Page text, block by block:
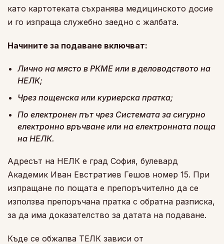
като картотеката съхранява медицинското досие
и го изпраща служебно заедно с жалбата.
Начините за подаване включват:
Лично на място в РКМЕ или в деловодството на
НЕЛК;
Чрез пощенска или куриерска пратка;
По електронен път чрез Системата за сигурно
електронно връчване или на електронната поща
на НЕЛК.
Адресът на НЕЛК е град София, булевард
Академик Иван Евстратиев Гешов номер 15. При
изпращане по пощата е препоръчително да се
използва препоръчана пратка с обратна разписка,
за да има доказателство за датата на подаване.
Къде се обжалва ТЕЛК зависи от